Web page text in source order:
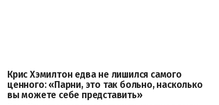
Крис Хэмилтон едва не лишился самого
ценного: «Парни, это так больно, насколько
вы можете себе представить»